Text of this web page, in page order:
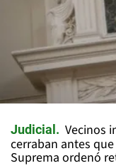
Judicial
Vecinos
cerraban antes
Suprema ordenó